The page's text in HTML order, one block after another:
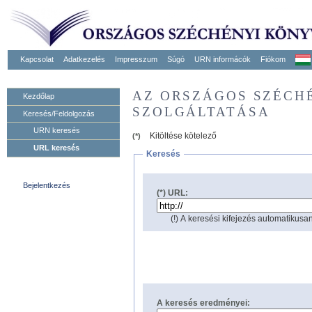
Kapcsolat Adatkezelés Impresszum Súgó URN informácók Fiókom
Kezdőlap
Keresés/Feldolgozás
URN keresés
URL keresés
Bejelentkezés
AZ ORSZÁGOS
SZOLGÁLTATÁSA
(*)
Kitöltése kötelező
Keresés
(*) URL:
(!) A keresési kifejezés
A keresés eredményei: